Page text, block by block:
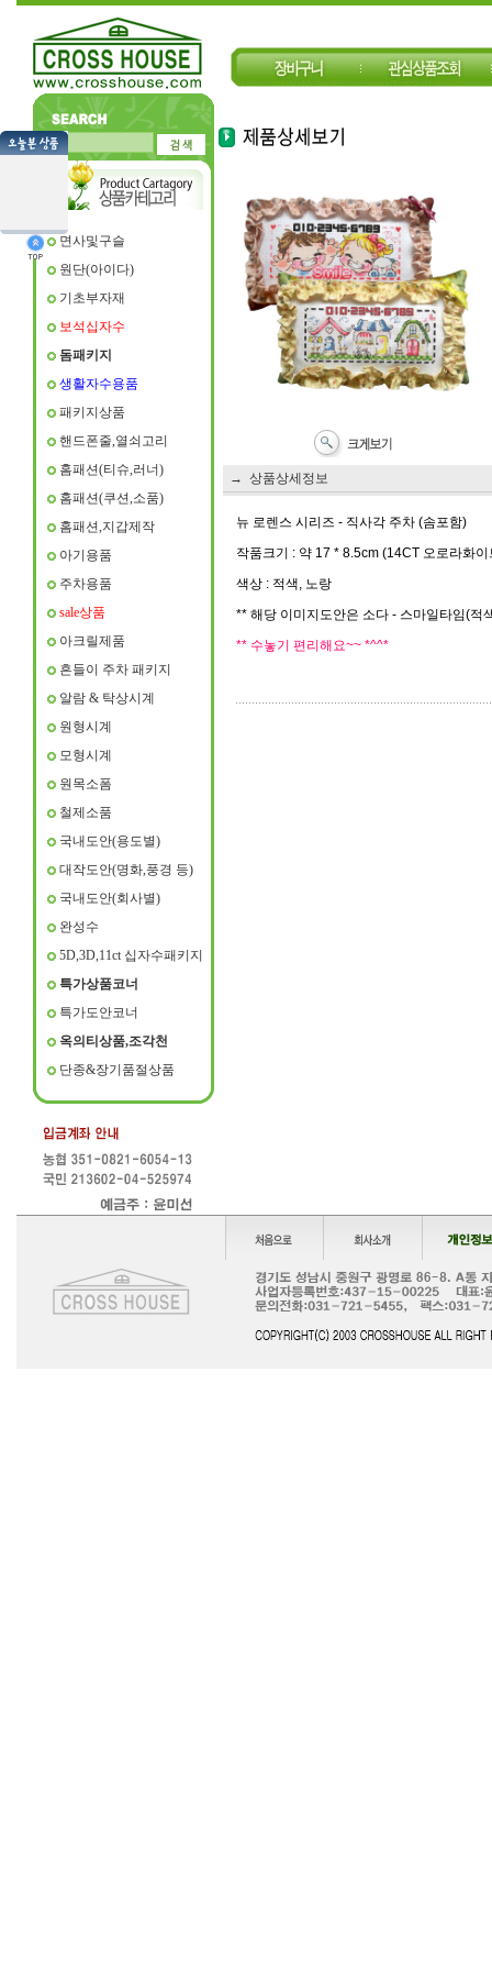
면사및구슬
원단(아이다)
기초부자재
보석십자수
돔패키지
생활자수용품
패키지상품
핸드폰줄,열쇠고리
홈패션(티슈,러너)
홈패션(쿠션,소품)
홈패션,지갑제작
아기용품
주차용품
sale상품
아크릴제품
흔들이 주차 패키지
알람 & 탁상시계
원형시계
모형시계
원목소폼
철제소품
국내도안(용도별)
대작도안(명화,풍경 등)
국내도안(회사별)
완성수
5D,3D,11ct 십자수패키지
특가상품코너
특가도안코너
옥의티상품,조각천
단종&장기품절상품
→ 상품상세정보
뉴 로렌스 시리즈 - 직사각 주차 (솜포함)
작품크기 : 약 17 * 8.5cm (14CT 오로라화이
색상 : 적색, 노랑
** 해당 이미지도안은 소다 - 스마일타임(적
** 수놓기 편리해요~~ *^^*